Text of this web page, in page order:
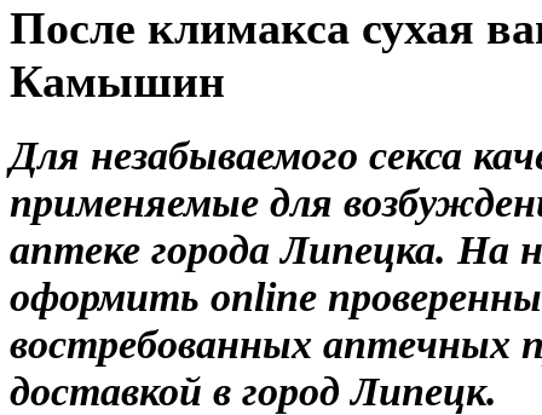
После климакса сухая
Камышин
Для незабываемого секса
применяемые для
аптеке города Липецка.
оформить online
востребованных аптечных
доставкой в город Липецк.